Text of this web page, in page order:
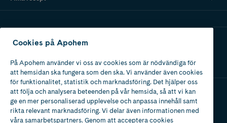
Ladda ner vår app
Apotek med tillstånd
av Läkemedelsverket
Cookies på Apohem
På Apohem använder vi oss av cookies som är nödvändiga för
att hemsidan ska fungera som den ska. Vi använder även cookies
för funktionalitet, statistik och marknadsföring. Det hjälper oss
att följa och analysera beteenden på vår hemsida, så att vi kan
ge en mer personaliserad upplevelse och anpassa innehåll samt
rikta relevant marknadsföring. Vi delar även informationen med
våra samarbetspartners. Genom att acceptera cookies